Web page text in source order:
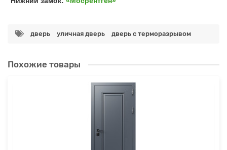
дверь уличная дверь дверь с терморазрывом
Похожие товары